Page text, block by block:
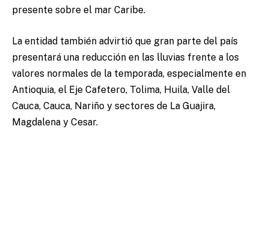
presente sobre el mar Caribe.
La entidad también advirtió que gran parte del país
presentará una reducción en las lluvias frente a los
valores normales de la temporada, especialmente en
Antioquia, el Eje Cafetero, Tolima, Huila, Valle del
Cauca, Cauca, Nariño y sectores de La Guajira,
Magdalena y Cesar.